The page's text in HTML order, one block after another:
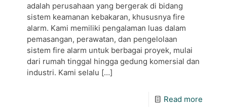
adalah perusahaan yang bergerak di bidang
sistem keamanan kebakaran, khususnya fire
alarm. Kami memiliki pengalaman luas dalam
pemasangan, perawatan, dan pengelolaan
sistem fire alarm untuk berbagai proyek, mulai
dari rumah tinggal hingga gedung komersial dan
industri. Kami selalu […]
Read more